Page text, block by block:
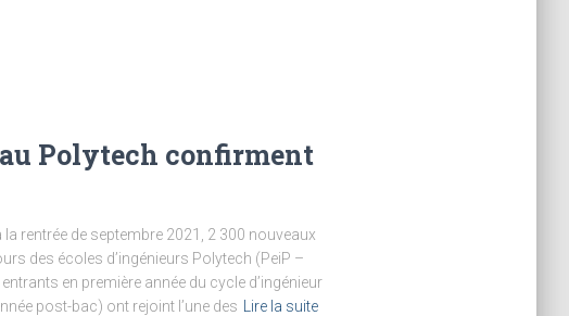
Polytech confirment
la rentrée de septembre 2021, 2 300 nouveaux
des écoles d’ingénieurs Polytech (PeiP –
en première année du cycle d’ingénieur
post-bac) ont rejoint l’une des
Lire la suite